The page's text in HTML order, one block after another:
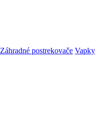
Záhradné postrekovače Vapky